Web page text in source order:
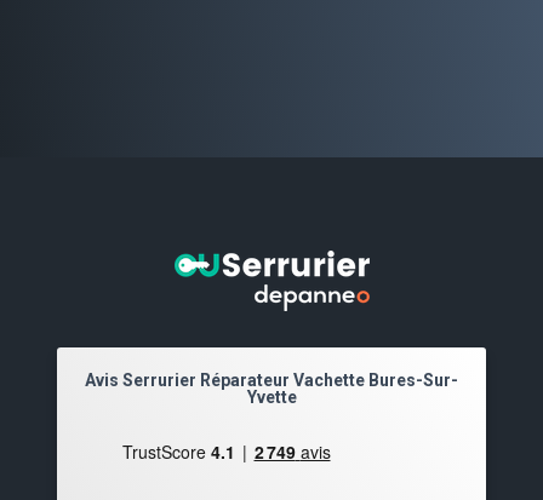
Avis Serrurier Réparateur Vachette Bures-Sur-
Yvette